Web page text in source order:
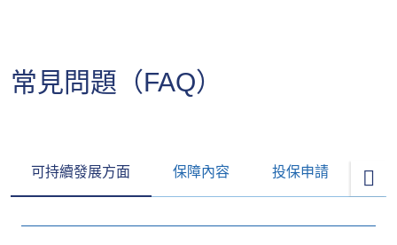
常見問題（FAQ）
可持續發展方面 保障內容 投保申請 保